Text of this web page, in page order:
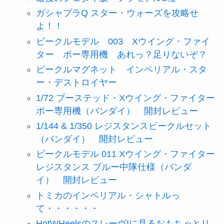
ガシャプラQ スター・ウォーズを攻略せ
よ！！
ビークルモデル 003 Xウイング・ファイ
ター ポー専用機 あれっ？足りないぞ？
ビークルマグネット インペリアル・スタ
ー・デストロイヤー
1/72 ブーステッド・Xウイング・ファイター
ポー専用機（バンダイ） 開封レビュー
1/144 & 1/350 レジスタンスビークルセット
（バンダイ） 開封レビュー
ビークルモデル 011 Xウイング・ファイター
レジスタンス ブルー中隊仕様（バンダ
イ） 開封レビュー
トミカのインペリアル・シャトルっ
て・・・・・・